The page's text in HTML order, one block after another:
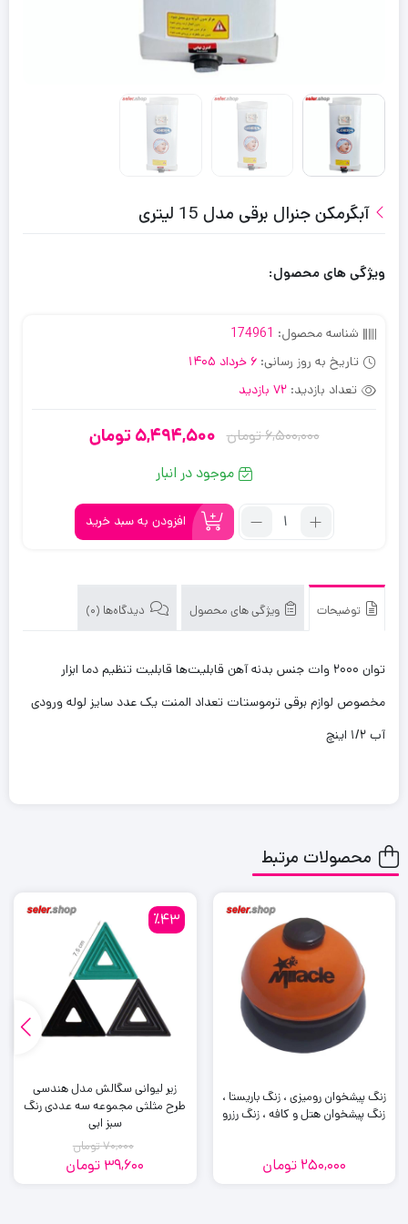
آبگرمکن جنرال برقی مدل 15 لیتری
ویژگی های محصول:
شناسه محصول: 174961
تاریخ به روز رسانی: 6 خرداد 1405
تعداد بازدید: 72 بازدید
6,500,000تومان
قیمت
اصلی:
6,500,000
تومان
5,494,500 تومان
قیمت
فعلی:
5,494,500
تومان.
موجود در انبار
تعداد:
مدل
افزودن به سبد خرید
توضیحات ویژگی های محصول دیدگاه‌ها (0)
توان ۲۰۰۰ وات جنس بدنه آهن قابلیت‌ها قابلیت تنظیم دما ابزار
مخصوص لوازم برقی ترموستات تعداد المنت یک عدد سایز لوله ورودی
آب ۱/۲ اینچ
محصولات مرتبط
زنگ پیشخوان رومیزی ، زنگ باریستا ،
زنگ پیشخوان هتل و کافه ، زنگ رزرو
250,000 تومان
٪43
زیر لیوانی سگالش مدل هندسی
طرح مثلثی مجموعه سه عددی رنگ
سبز ابی
70,000تومان
39,600 تومان